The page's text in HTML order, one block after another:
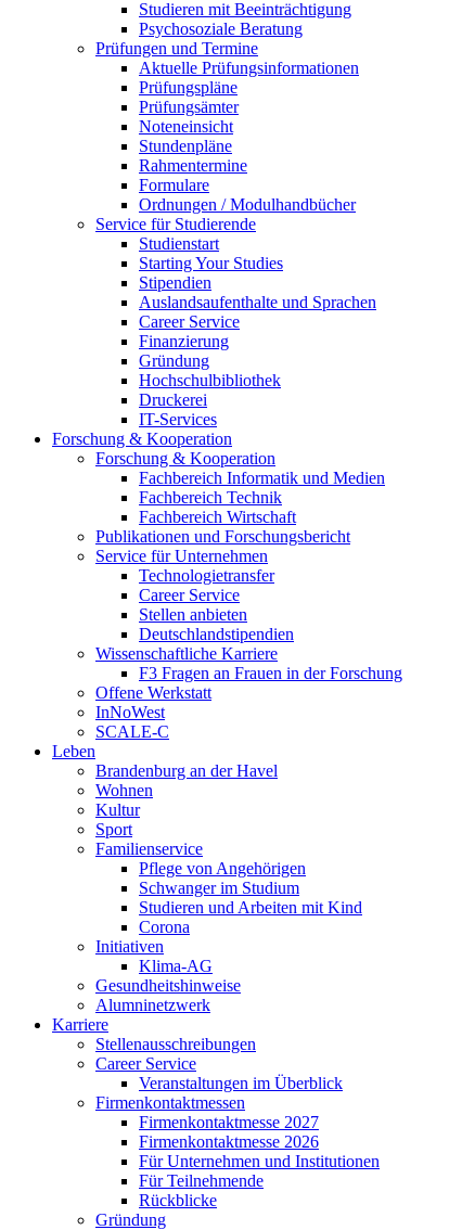
Studieren mit Beeinträchtigung
Psychosoziale Beratung
Prüfungen und Termine
Aktuelle Prüfungsinformationen
Prüfungspläne
Prüfungsämter
Noteneinsicht
Stundenpläne
Rahmentermine
Formulare
Ordnungen / Modulhandbücher
Service für Studierende
Studienstart
Starting Your Studies
Stipendien
Auslandsaufenthalte und Sprachen
Career Service
Finanzierung
Gründung
Hochschulbibliothek
Druckerei
IT-Services
Forschung & Kooperation
Forschung & Kooperation
Fachbereich Informatik und Medien
Fachbereich Technik
Fachbereich Wirtschaft
Publikationen und Forschungsbericht
Service für Unternehmen
Technologietransfer
Career Service
Stellen anbieten
Deutschlandstipendien
Wissenschaftliche Karriere
F3 Fragen an Frauen in der Forschung
Offene Werkstatt
InNoWest
SCALE-C
Leben
Brandenburg an der Havel
Wohnen
Kultur
Sport
Familienservice
Pflege von Angehörigen
Schwanger im Studium
Studieren und Arbeiten mit Kind
Corona
Initiativen
Klima-AG
Gesundheitshinweise
Alumninetzwerk
Karriere
Stellenausschreibungen
Career Service
Veranstaltungen im Überblick
Firmenkontaktmessen
Firmenkontaktmesse 2027
Firmenkontaktmesse 2026
Für Unternehmen und Institutionen
Für Teilnehmende
Rückblicke
Gründung